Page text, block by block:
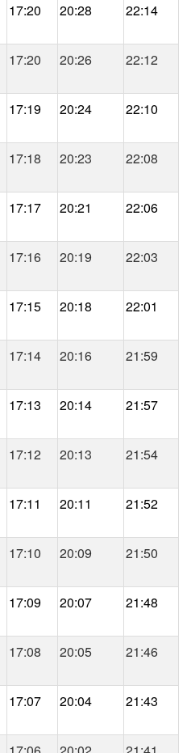
17:20 20:28 22:14
17:20 20:26 22:12
17:19 20:24 22:10
17:18 20:23 22:08
17:17 20:21 22:06
17:16 20:19 22:03
17:15 20:18 22:01
17:14 20:16 21:59
17:13 20:14 21:57
17:12 20:13 21:54
17:11 20:11 21:52
17:10 20:09 21:50
17:09 20:07 21:48
17:08 20:05 21:46
17:07 20:04 21:43